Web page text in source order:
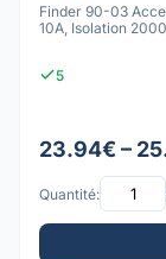
Finder 90-03
10A, Isolation
5
23.94€ –
Quantité: